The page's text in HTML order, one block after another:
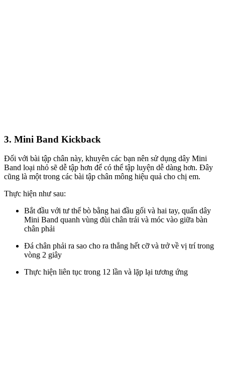
3. Mini Band Kickback
Đối với bài tập chân này, khuyên các bạn nên sử dụng dây Mini
Band loại nhỏ sẽ dễ tập hơn để có thể tập luyện dễ dàng hơn. Đây
cũng là một trong các bài tập chân mông hiệu quả cho chị em.
Thực hiện như sau:
Bắt đầu với tư thế bò bằng hai đầu gối và hai tay, quấn dây
Mini Band quanh vùng đùi chân trái và móc vào giữa bàn
chân phải
Đá chân phải ra sao cho ra thẳng hết cỡ và trở về vị trí trong
vòng 2 giây
Thực hiện liên tục trong 12 lần và lặp lại tương ứng